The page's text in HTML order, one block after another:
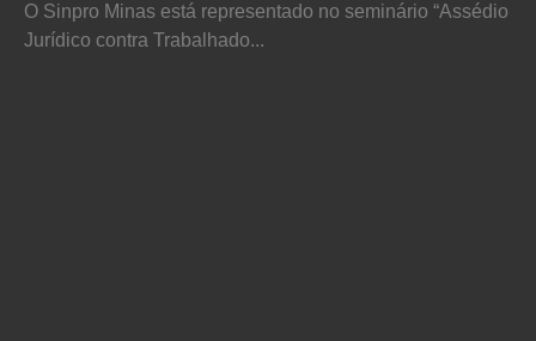
O Sinpro Minas está representado no seminário “Assédio
Jurídico contra Trabalhado...